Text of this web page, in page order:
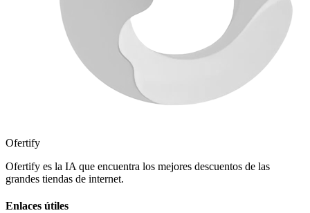
Ofertify
Ofertify es la IA que encuentra los mejores descuentos de las
grandes tiendas de internet.
Enlaces útiles